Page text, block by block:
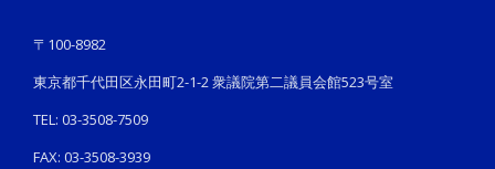
〒100-8982
東京都千代田区永田町2-1-2 衆議院第二議員会館523号室
TEL: 03-3508-7509
FAX: 03-3508-3939